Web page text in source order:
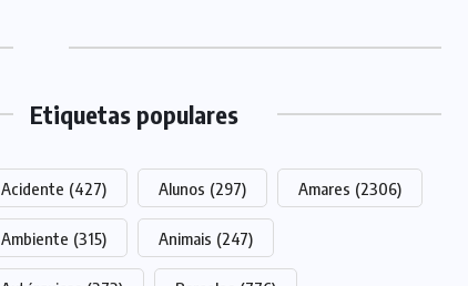
Etiquetas populares
Acidente (427) Alunos (297) Amares (2306)
Ambiente (315) Animais (247)